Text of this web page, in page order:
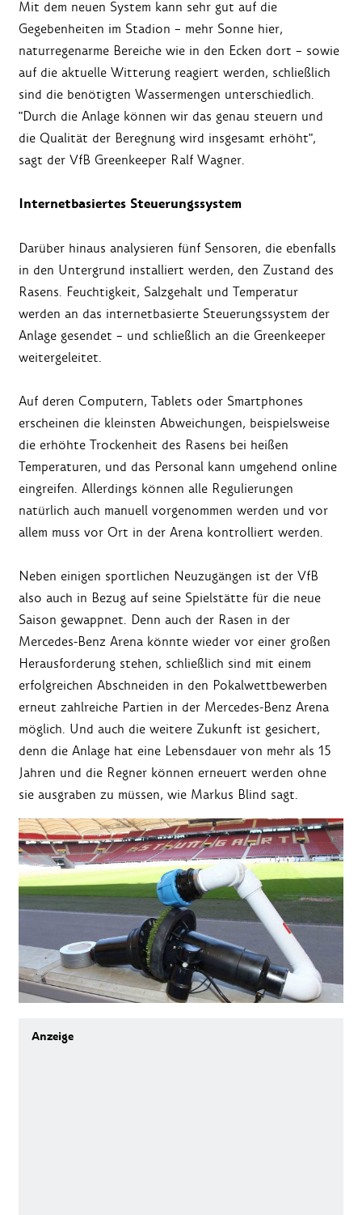
Mit dem neuen System kann sehr gut auf die
Gegebenheiten im Stadion – mehr Sonne hier,
naturregenarme Bereiche wie in den Ecken dort – sowie
auf die aktuelle Witterung reagiert werden, schließlich
sind die benötigten Wassermengen unterschiedlich.
"Durch die Anlage können wir das genau steuern und
die Qualität der Beregnung wird insgesamt erhöht",
sagt der VfB Greenkeeper Ralf Wagner.
Internetbasiertes Steuerungssystem
Darüber hinaus analysieren fünf Sensoren, die ebenfalls
in den Untergrund installiert werden, den Zustand des
Rasens. Feuchtigkeit, Salzgehalt und Temperatur
werden an das internetbasierte Steuerungssystem der
Anlage gesendet – und schließlich an die Greenkeeper
weitergeleitet.
Auf deren Computern, Tablets oder Smartphones
erscheinen die kleinsten Abweichungen, beispielsweise
die erhöhte Trockenheit des Rasens bei heißen
Temperaturen, und das Personal kann umgehend online
eingreifen. Allerdings können alle Regulierungen
natürlich auch manuell vorgenommen werden und vor
allem muss vor Ort in der Arena kontrolliert werden.
Neben einigen sportlichen Neuzugängen ist der VfB
also auch in Bezug auf seine Spielstätte für die neue
Saison gewappnet. Denn auch der Rasen in der
Mercedes-Benz Arena könnte wieder vor einer großen
Herausforderung stehen, schließlich sind mit einem
erfolgreichen Abschneiden in den Pokalwettbewerben
erneut zahlreiche Partien in der Mercedes-Benz Arena
möglich. Und auch die weitere Zukunft ist gesichert,
denn die Anlage hat eine Lebensdauer von mehr als 15
Jahren und die Regner können erneuert werden ohne
sie ausgraben zu müssen, wie Markus Blind sagt.